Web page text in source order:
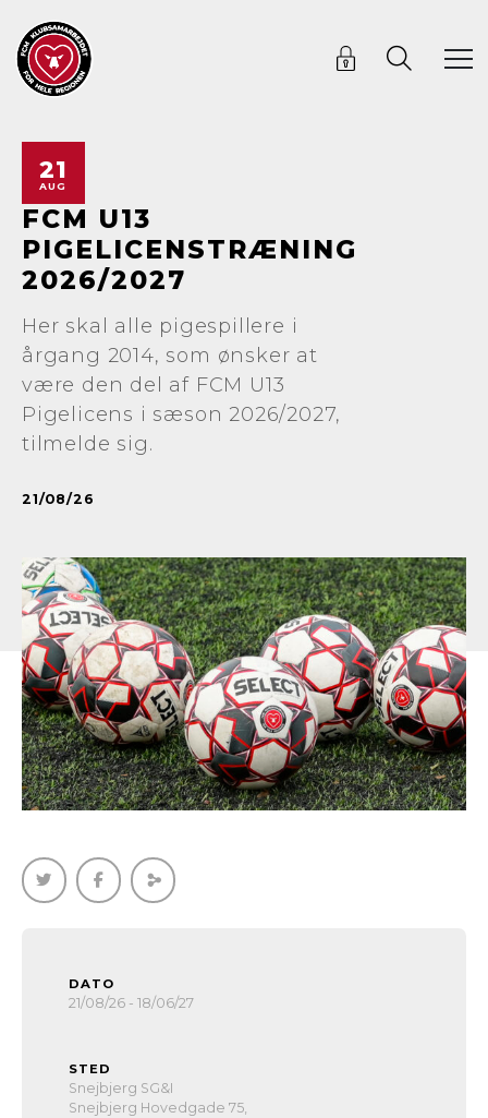
21
AUG
FCM U13
PIGELICENSTRÆNING
2026/2027
Her skal alle pigespillere i
årgang 2014, som ønsker at
være den del af FCM U13
Pigelicens i sæson 2026/2027,
tilmelde sig.
21/08/26
DATO
21/08/26 - 18/06/27
STED
Snejbjerg SG&I
Snejbjerg Hovedgade 75,